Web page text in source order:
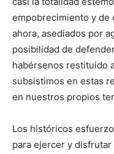
empobrecimiento y de
ahora, asediados por
posibilidad de
habérsenos restituido
subsistimos en estas
en nuestros propios
Los históricos
para ejercer y